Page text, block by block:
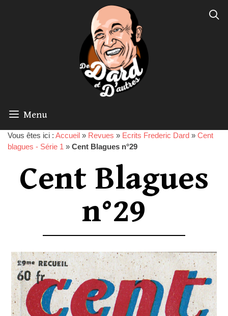
Menu
Vous êtes ici : Accueil » Revues » Ecrits Frederic Dard » Cent
blagues - Série 1 » Cent Blagues n°29
Cent Blagues
n°29